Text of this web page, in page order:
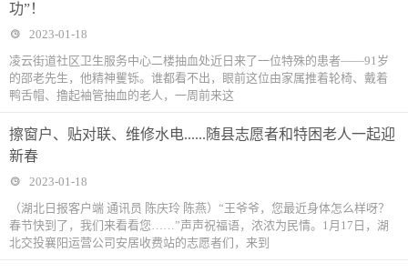
功”！
2023-01-18
凌云街道社区卫生服务中心二楼抽血处近日来了一位特殊的患者——91岁
的邵老先生，他精神矍铄。谁都看不出，眼前这位由家属推着轮椅、戴着
鸭舌帽、撸起袖管抽血的老人，一周前来这
擦窗户、贴对联、维修水电......随县志愿者和特困老人一起迎
新春
2023-01-18
（湖北日报客户端 通讯员 陈庆玲 陈燕）“王爷爷，您最近身体怎么样呀？
春节快到了，我们来看看您……”声声祝福语，浓浓为民情。1月17日，湖
北交投襄阳运营公司安居收费站的志愿者们，来到